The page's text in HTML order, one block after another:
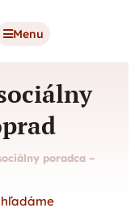
Menu
poradca –